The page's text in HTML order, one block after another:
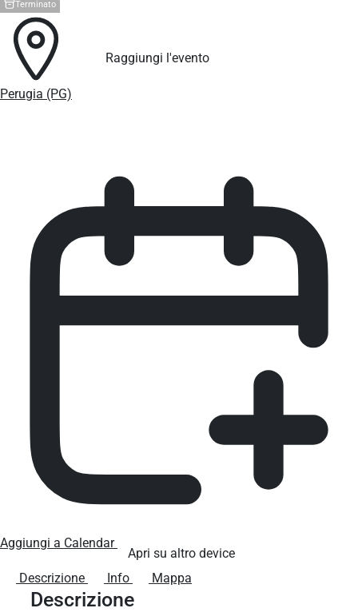
Terminato
Perugia (PG)
Raggiungi l'evento
Aggiungi a Calendar
Apri su altro device
Descrizione
Info Mappa
Descrizione